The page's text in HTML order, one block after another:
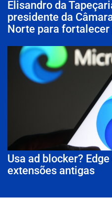
Elisandro da
presidente da
Norte para fortalecer
Usa ad blocker?
extensões antigas